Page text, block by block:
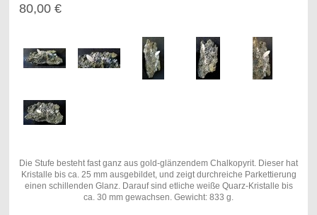
80,00 €
Die Stufe besteht fast ganz aus gold-glänzendem Chalkopyrit. Dieser hat
Kristalle bis ca. 25 mm ausgebildet, und zeigt durchreiche Parkettierung
einen schillenden Glanz. Darauf sind etliche weiße Quarz-Kristalle bis
ca. 30 mm gewachsen. Gewicht: 833 g.